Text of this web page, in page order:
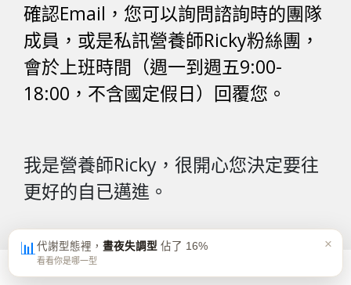
確認Email，您可以詢問諮詢時的團隊
成員，或是私訊營養師Ricky粉絲團 ，
會於上班時間（週一到週五9:00-
18:00，不含國定假日）回覆您。
我是營養師Ricky，很開心您決定要往
更好的自已邁進。
📊代謝型態裡， 晝夜失調型 佔了 16%
看看你是哪一型
×